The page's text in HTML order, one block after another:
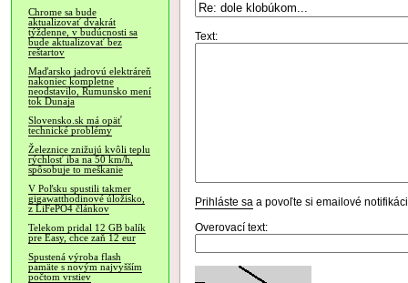
Chrome sa bude
aktualizovať dvakrát
týždenne, v budúcnosti sa
bude aktualizovať bez
reštartov
Maďarsko jadrovú elektráreň
nakoniec kompletne
neodstavilo, Rumunsko mení
tok Dunaja
Slovensko.sk má opäť
technické problémy
Železnice znižujú kvôli teplu
rýchlosť iba na 50 km/h,
spôsobuje to meškanie
V Poľsku spustili takmer
gigawatthodinové úložisko,
z LiFePO4 článkov
Telekom pridal 12 GB balík
pre Easy, chce zaň 12 eur
Spustená výroba flash
pamäte s novým najvyšším
počtom vrstiev
Text:
Prihláste sa a povoľte si emailové
Overovací text: